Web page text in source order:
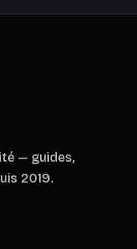
— guides,
2019.